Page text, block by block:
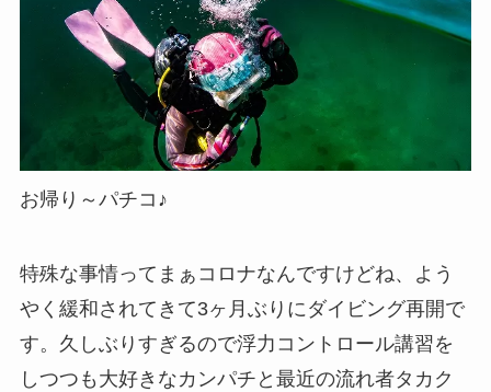
お帰り～パチコ♪
特殊な事情ってまぁコロナなんですけどね、よう
やく緩和されてきて3ヶ月ぶりにダイビング再開で
す。久しぶりすぎるので浮力コントロール講習を
しつつも大好きなカンパチと最近の流れ者タカク